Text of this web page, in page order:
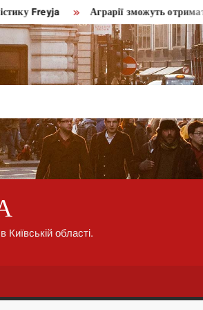
Аграрії зможуть отримати
області.